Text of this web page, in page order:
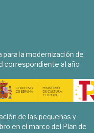
para la modernización de
correspondiente al año
de las pequeñas y
en el marco del Plan de